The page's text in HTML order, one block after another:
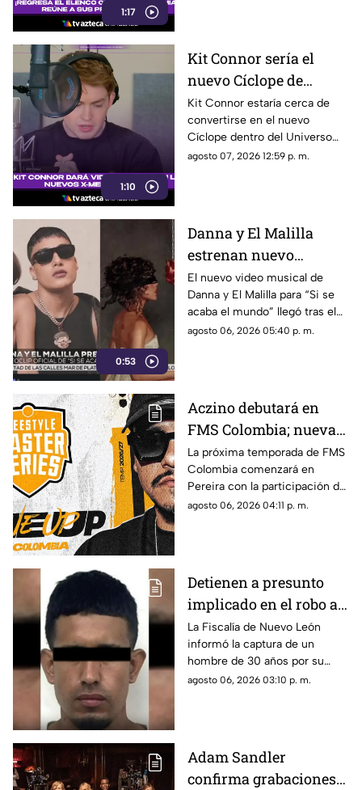
1:17
1:10
Kit Connor sería el
nuevo Cíclope de
Marvel: así será su
llegada a los 'X-Men'
Kit Connor estaría cerca de
convertirse en el nuevo
Cíclope dentro del Universo
Cinematográfico de Marvel.
agosto 07, 2026 12:59 p. m.
0:53
Danna y El Malilla
estrenan nuevo
videoclip y aumentan
expectativa entre sus
fans
El nuevo video musical de
Danna y El Malilla para “Si se
acaba el mundo” llegó tras el
buen recibimiento del sencillo
agosto 06, 2026 05:40 p. m.
Aczino debutará en
FMS Colombia; nueva
temporada ya tiene
fecha de inicio
La próxima temporada de FMS
Colombia comenzará en
Pereira con la participación del
mexicano Aczino y el regreso
agosto 06, 2026 04:11 p. m.
Detienen a presunto
implicado en el robo a
la casa de Karely Ruiz;
huellas dactilares
fueron clave
La Fiscalía de Nuevo León
informó la captura de un
hombre de 30 años por su
presunta participación en el
agosto 06, 2026 03:10 p. m.
Adam Sandler
confirma grabaciones